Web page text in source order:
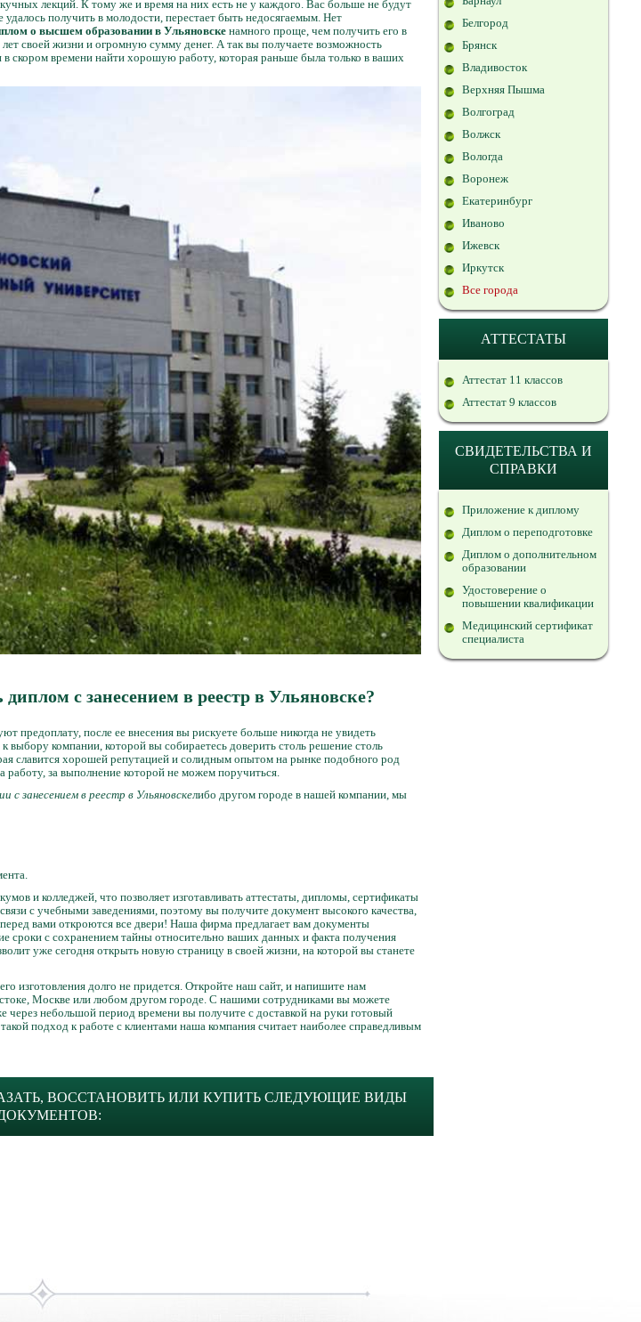
лекций. К тому же и время на них есть не у каждого. Вас больше не будут
получить в молодости, перестает быть недосягаемым. Нет
о высшем образовании в Ульяновске намного проще, чем получить его в
своей жизни и огромную сумму денег. А так вы получаете возможность
скором времени найти хорошую работу, которая раньше была только в ваших
с занесением в реестр в Ульяновске?
предоплату, после ее внесения вы рискуете больше никогда не увидеть
выбору компании, которой вы собираетесь доверить столь решение столь
славится хорошей репутацией и солидным опытом на рынке подобного род
работу, за выполнение которой не можем поручиться.
с занесением в реестр в Ульяновскелибо другом городе в нашей компании, мы
и колледжей, что позволяет изготавливать аттестаты, дипломы, сертификаты
с учебными заведениями, поэтому вы получите документ высокого качества,
вами откроются все двери! Наша фирма предлагает вам документы
сроки с сохранением тайны относительно ваших данных и факта получения
уже сегодня открыть новую страницу в своей жизни, на которой вы станете
изготовления долго не придется. Откройте наш сайт, и напишите нам
Москве или любом другом городе. С нашими сотрудниками вы можете
небольшой период времени вы получите с доставкой на руки готовый
подход к работе с клиентами наша компания считает наиболее справедливым
ВОССТАНОВИТЬ ИЛИ КУПИТЬ СЛЕДУЮЩИЕ ВИДЫ
Белгород
Брянск
Владивосток
Верхняя Пышма
Волгоград
Волжск
Вологда
Воронеж
Екатеринбург
Иваново
Ижевск
Иркутск
Все города
АТТЕСТАТЫ
Аттестат 11 классов
Аттестат 9 классов
СВИДЕТЕЛЬСТВА И
СПРАВКИ
Приложение к диплому
Диплом о переподготовке
Диплом о дополнительном
образовании
Удостоверение о
повышении квалификации
Медицинский сертификат
специалиста